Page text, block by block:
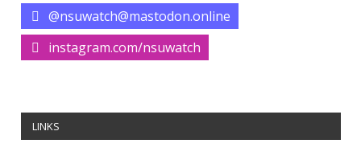
@nsuwatch@mastodon.online
instagram.com/nsuwatch
LINKS